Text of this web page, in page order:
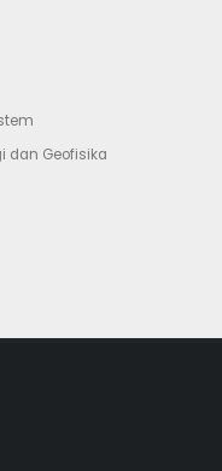
dan Geofisika